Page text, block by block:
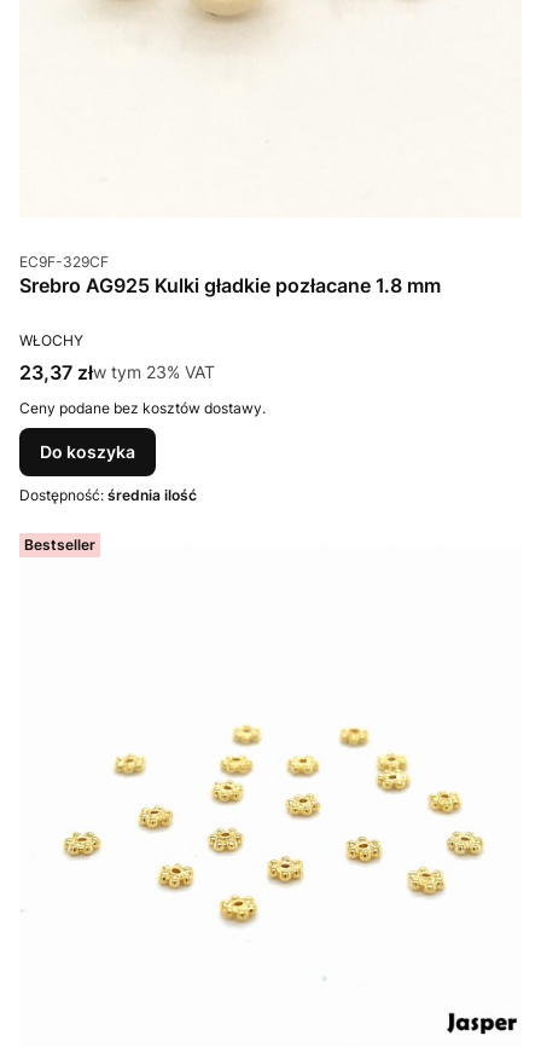
Kod produktu
EC9F-329CF
Srebro AG925 Kulki gładkie pozłacane 1.8 mm
PRODUCENT
WŁOCHY
Cena brutto
23,37 złw tym %s VAT
w tym 23% VAT
Ceny podane bez kosztów dostawy.
Do koszyka
Dostępność: średnia ilość
Bestseller